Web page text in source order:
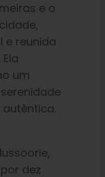
e o
e reunida
um
dez